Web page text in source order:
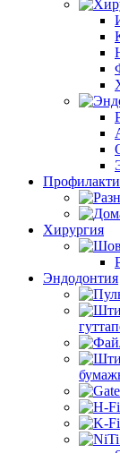
Хирургия
Эндодонтия